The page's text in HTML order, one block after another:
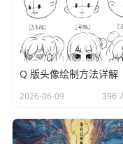
显理性思维；而另一
基础知识的深刻领悟
计师在不同方法间灵
这些不同的设计途径
尤其是面对那些听闻 “
Q 版头像绘制方法详解
2026-06-09 396